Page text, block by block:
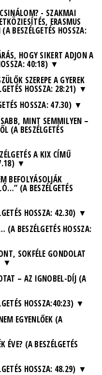
- SZAKMAI
ERASMUS
(A BESZÉLGETÉS HOSSZA:
HOGY SIKERT ADJON A
40:18)
SZEREPE A GYEREK
HOSSZA: 28:21)
HOSSZA: 47.30)
MINT SEMMILYEN –
(A BESZÉLGETÉS
A KIX CÍMŰ
BEFOLYÁSOLJÁK
(A BESZÉLGETÉS
HOSSZA: 42.30)
(A BESZÉLGETÉS HOSSZA:
SOKFÉLE GONDOLAT
– AZ IGNOBEL-DÍJ (A
HOSSZA:40:23)
EGYENLŐEK (A
ÉVE? (A BESZÉLGETÉS
HOSSZA: 48.29)